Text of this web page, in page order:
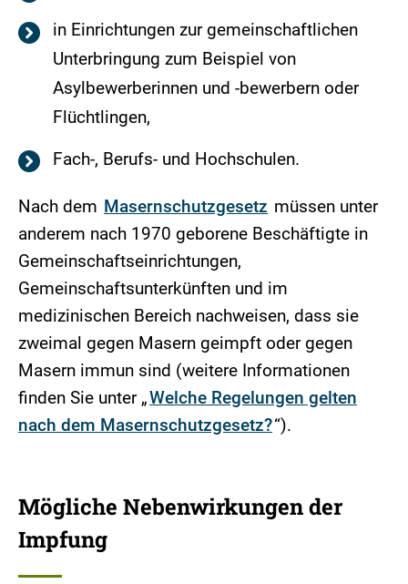
in Einrichtungen zur gemeinschaftlichen
Unterbringung zum Beispiel von
Asylbewerberinnen und -bewerbern oder
Flüchtlingen,
Fach-, Berufs- und Hochschulen.
Nach dem Masernschutzgesetz müssen unter
anderem nach 1970 geborene Beschäftigte in
Gemeinschaftseinrichtungen,
Gemeinschaftsunterkünften und im
medizinischen Bereich nachweisen, dass sie
zweimal gegen Masern geimpft oder gegen
Masern immun sind (weitere Informationen
finden Sie unter „Welche Regelungen gelten
nach dem Masernschutzgesetz?“).
Mögliche Nebenwirkungen der
Impfung